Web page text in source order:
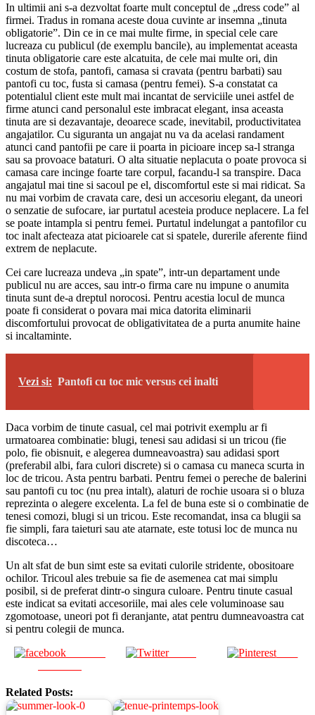
In ultimii ani s-a dezvoltat foarte mult conceptul de „dress code” al
firmei. Tradus in romana aceste doua cuvinte ar insemna „tinuta
obligatorie”. Din ce in ce mai multe firme, in special cele care
lucreaza cu publicul (de exemplu bancile), au implementat aceasta
tinuta obligatorie care este alcatuita, de cele mai multe ori, din
costum de stofa, pantofi, camasa si cravata (pentru barbati) sau
pantofi cu toc, fusta si camasa (pentru femei). S-a constatat ca
potentialul client este mult mai incantat de serviciile unei astfel de
firme atunci cand personalul este imbracat elegant, insa aceasta
tinuta are si dezavantaje, deoarece scade, inevitabil, productivitatea
angajatilor. Cu siguranta un angajat nu va da acelasi randament
atunci cand pantofii pe care ii poarta in picioare incep sa-l stranga
sau sa provoace bataturi. O alta situatie neplacuta o poate provoca si
camasa care incinge foarte tare corpul, facandu-l sa transpire. Daca
angajatul mai tine si sacoul pe el, discomfortul este si mai ridicat. Sa
nu mai vorbim de cravata care, desi un accesoriu elegant, da uneori
o senzatie de sufocare, iar purtatul acesteia produce neplacere. La fel
se poate intampla si pentru femei. Purtatul indelungat a pantofilor cu
toc inalt afecteaza atat picioarele cat si spatele, durerile aferente fiind
extrem de neplacute.
Cei care lucreaza undeva „in spate”, intr-un departament unde
publicul nu are acces, sau intr-o firma care nu impune o anumita
tinuta sunt de-a dreptul norocosi. Pentru acestia locul de munca
poate fi considerat o povara mai mica datorita eliminarii
discomfortului provocat de obligativitatea de a purta anumite haine
si incaltaminte.
Vezi si: Pantofi cu toc mic versus cei inalti
Daca vorbim de tinute casual, cel mai potrivit exemplu ar fi
urmatoarea combinatie: blugi, tenesi sau adidasi si un tricou (fie
polo, fie obisnuit, e alegerea dumneavoastra) sau adidasi sport
(preferabil albi, fara culori discrete) si o camasa cu maneca scurta in
loc de tricou. Asta pentru barbati. Pentru femei o pereche de balerini
sau pantofi cu toc (nu prea intalt), alaturi de rochie usoara si o bluza
reprezinta o alegere excelenta. La fel de buna este si o combinatie de
tenesi comozi, blugi si un tricou. Este recomandat, insa ca blugii sa
fie simpli, fara taieturi sau ate atarnate, este totusi loc de munca nu
discoteca…
Un alt sfat de bun simt este sa evitati culorile stridente, obositoare
ochilor. Tricoul ales trebuie sa fie de asemenea cat mai simplu
posibil, si de preferat dintr-o singura culoare. Pentru tinute casual
este indicat sa evitati accesoriile, mai ales cele voluminoase sau
zgomotoase, uneori pot fi deranjante, atat pentru dumneavoastra cat
si pentru colegii de munca.
Tweet Save
Related Posts: